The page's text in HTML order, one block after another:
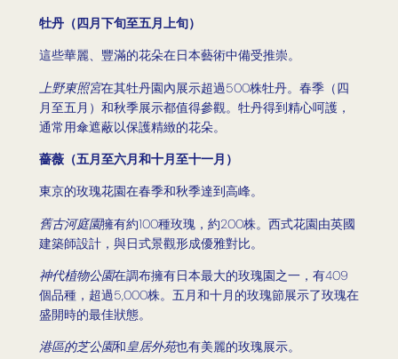
牡丹（四月下旬至五月上旬）
這些華麗、豐滿的花朵在日本藝術中備受推崇。
上野東照宮在其牡丹園內展示超過500株牡丹。春季（四
月至五月）和秋季展示都值得參觀。牡丹得到精心呵護，
通常用傘遮蔽以保護精緻的花朵。
薔薇（五月至六月和十月至十一月）
東京的玫瑰花園在春季和秋季達到高峰。
舊古河庭園擁有約100種玫瑰，約200株。西式花園由英國
建築師設計，與日式景觀形成優雅對比。
神代植物公園在調布擁有日本最大的玫瑰園之一，有409
個品種，超過5,000株。五月和十月的玫瑰節展示了玫瑰在
盛開時的最佳狀態。
港區的芝公園和皇居外苑也有美麗的玫瑰展示。